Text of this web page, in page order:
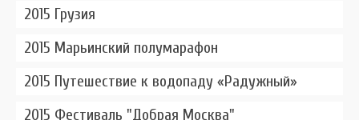
2015 Грузия
2015 Марьинский полумарафон
2015 Путешествие к водопаду «Радужный»
2015 Фестиваль "Добрая Москва"